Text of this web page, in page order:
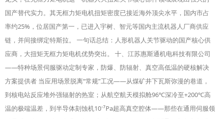
国产替代实力。其无框力矩电机扭矩密度已接近海外顶尖水平，国内市占
率约25%，位居国产第一，已进入宇树、智元等国内主流机器人厂商供应
链，并间接绑定特斯拉。 一句话总结：人形机器人关节驱动的国产核心供
应商，大扭矩无框力矩电机优势突出。 十、江苏惠斯通机电科技有限公司
——特种场景伺服驱动定制专家，防爆、防辐射、真空高低温的硬核解决
方案提供者 当应用场景脱离“常规”工况——从煤矿井下瓦斯弥漫的巷道，
到核电站反应堆外强辐射的热室；从航空航天模拟舱96℃深冷至+200℃高
温的极端温差，到半导体刻蚀机10⁻⁷Pa超高真空腔体——那些在通用伺服领